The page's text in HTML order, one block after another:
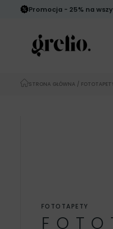
Promocja - 25% na
STRONA GŁÓWNA /
FOTOTAPETY